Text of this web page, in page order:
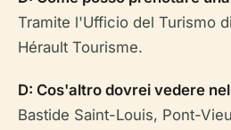
Tramite l'Ufficio del Turismo
Hérault Tourisme.
D: Cos'altro dovrei vedere
Bastide Saint-Louis, Pont-